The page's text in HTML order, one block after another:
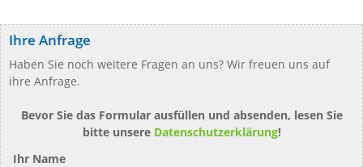
Ihre Anfrage
Haben Sie noch weitere Fragen an uns? Wir freuen uns auf
ihre Anfrage.
Bevor Sie das Formular ausfüllen und absenden, lesen Sie
bitte unsere Datenschutzerklärung!
Ihr Name